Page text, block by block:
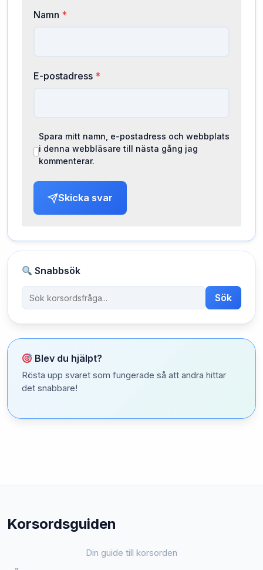
Namn *
E-postadress *
Spara mitt namn, e-postadress och webbplats
i denna webbläsare till nästa gång jag
kommenterar.
Skicka svar
Snabbsök
Sök
Blev du hjälpt?
Rösta upp svaret som fungerade så att andra hittar
det snabbare!
Korsordsguiden
Din guide till korsorden